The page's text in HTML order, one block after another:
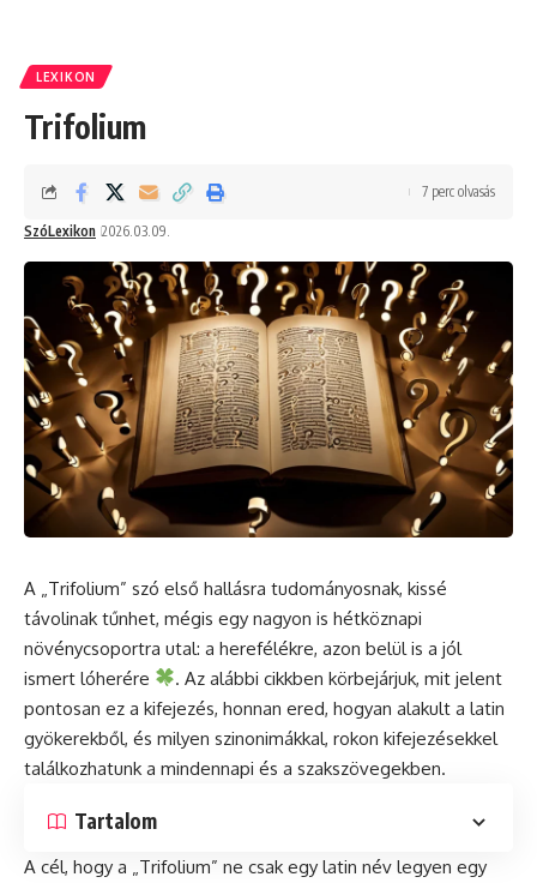
LEXIKON
Trifolium
SzóLexikon 2026.03.09.
7 perc olvasás
A „Trifolium” szó első hallásra tudományosnak, kissé
távolinak tűnhet, mégis egy nagyon is hétköznapi
növénycsoportra utal: a herefélékre, azon belül is a jól
ismert lóherére
. Az alábbi cikkben körbejárjuk, mit jelent
pontosan ez a kifejezés, honnan ered, hogyan alakult a latin
gyökerekből, és milyen szinonimákkal, rokon kifejezésekkel
találkozhatunk a mindennapi és a szakszövegekben.
Tartalom
A cél, hogy a „Trifolium” ne csak egy latin név legyen egy